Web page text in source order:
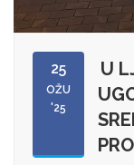
25
OŽU
'25
U